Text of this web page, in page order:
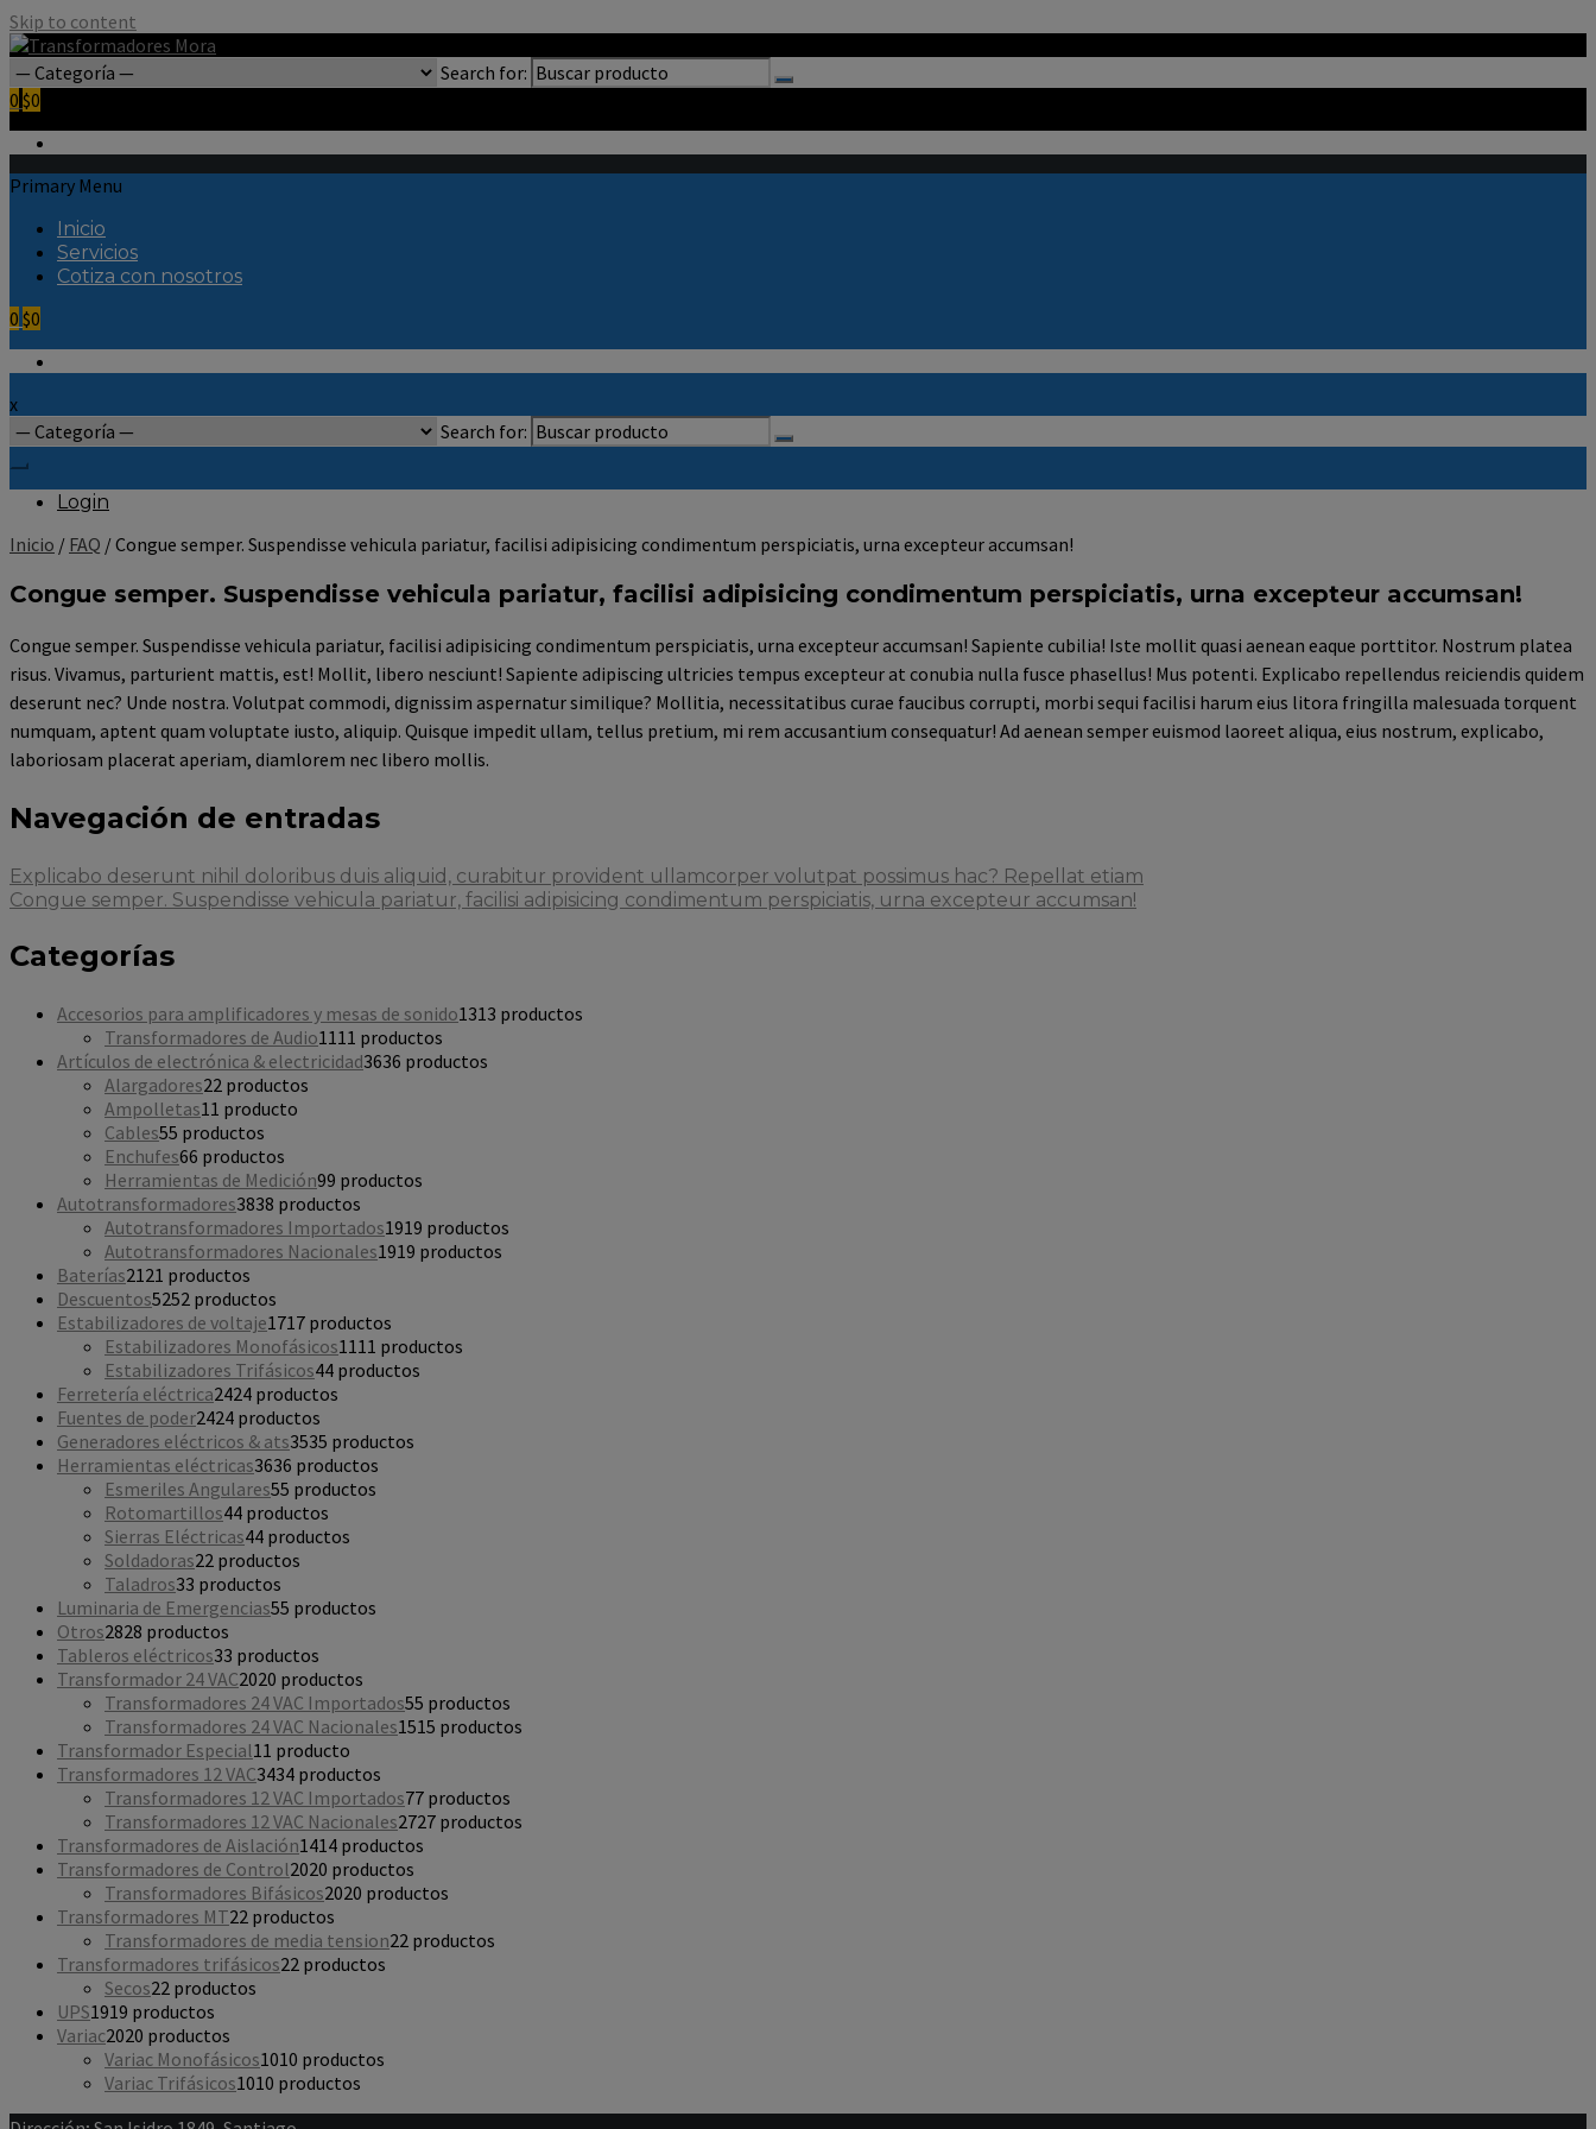
Skip to content
Search for:
0 $0
Primary Menu
Inicio
Servicios
Cotiza con nosotros
0 $0
x
Search for:
Login
Inicio / FAQ / Congue semper. Suspendisse vehicula pariatur, facilisi adipisicing condimentum perspiciatis, urna excepteur accumsan!
Congue semper. Suspendisse vehicula pariatur, facilisi adipisicing condimentum perspiciatis, urna excepteur accumsan!
Congue semper. Suspendisse vehicula pariatur, facilisi adipisicing condimentum perspiciatis, urna excepteur accumsan! Sapiente cubilia! Iste mollit quasi aenean eaque porttitor. Nostrum platea
risus. Vivamus, parturient mattis, est! Mollit, libero nesciunt! Sapiente adipiscing ultricies tempus excepteur at conubia nulla fusce phasellus! Mus potenti. Explicabo repellendus reiciendis quidem
deserunt nec? Unde nostra. Volutpat commodi, dignissim aspernatur similique? Mollitia, necessitatibus curae faucibus corrupti, morbi sequi facilisi harum eius litora fringilla malesuada torquent
numquam, aptent quam voluptate iusto, aliquip. Quisque impedit ullam, tellus pretium, mi rem accusantium consequatur! Ad aenean semper euismod laoreet aliqua, eius nostrum, explicabo,
laboriosam placerat aperiam, diamlorem nec libero mollis.
Navegación de entradas
Explicabo deserunt nihil doloribus duis aliquid, curabitur provident ullamcorper volutpat possimus hac? Repellat etiam
Congue semper. Suspendisse vehicula pariatur, facilisi adipisicing condimentum perspiciatis, urna excepteur accumsan!
Categorías
Accesorios para amplificadores y mesas de sonido1313 productos
Transformadores de Audio11 11 productos
Artículos de electrónica & electricidad3636 productos
Alargadores22 productos
Ampolletas1 1 producto
Cables55 productos
Enchufes66 productos
Herramientas de Medición99 productos
Autotransformadores3838 productos
Autotransformadores Importados1919 productos
Autotransformadores Nacionales1919 productos
Baterías21 21 productos
Descuentos5252 productos
Estabilizadores de voltaje1717 productos
Estabilizadores Monofásicos11 11 productos
Estabilizadores Trifásicos44 productos
Ferretería eléctrica2424 productos
Fuentes de poder2424 productos
Generadores eléctricos & ats3535 productos
Herramientas eléctricas3636 productos
Esmeriles Angulares55 productos
Rotomartillos44 productos
Sierras Eléctricas44 productos
Soldadoras22 productos
Taladros33 productos
Luminaria de Emergencias55 productos
Otros2828 productos
Tableros eléctricos33 productos
Transformador 24 VAC2020 productos
Transformadores 24 VAC Importados55 productos
Transformadores 24 VAC Nacionales1515 productos
Transformador Especial1 1 producto
Transformadores 12 VAC3434 productos
Transformadores 12 VAC Importados77 productos
Transformadores 12 VAC Nacionales2727 productos
Transformadores de Aislación1414 productos
Transformadores de Control2020 productos
Transformadores Bifásicos2020 productos
Transformadores MT22 productos
Transformadores de media tension22 productos
Transformadores trifásicos22 productos
Secos22 productos
UPS1919 productos
Variac2020 productos
Variac Monofásicos1010 productos
Variac Trifásicos1010 productos